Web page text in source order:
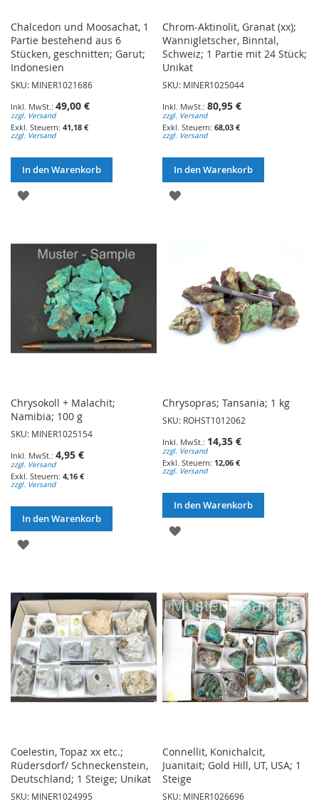
Chalcedon und Moosachat, 1
Partie bestehend aus 6
Stücken, geschnitten; Garut;
Indonesien
SKU: MINER1021686
49,00 €
zzgl. Versand
41,18 €
zzgl. Versand
In den Warenkorb
ZUR
HINZUFÜGEN
Chrom-Aktinolit, Granat (xx);
Wannigletscher, Binntal,
Schweiz; 1 Partie mit 24 Stück;
Unikat
SKU: MINER1025044
80,95 €
zzgl. Versand
68,03 €
zzgl. Versand
In den Warenkorb
ZUR
Chrysokoll + Malachit;
Namibia; 100 g
SKU: MINER1025154
4,95 €
zzgl. Versand
4,16 €
zzgl. Versand
In den Warenkorb
ZUR
HINZUFÜGEN
Chrysopras; Tansania; 1 kg
SKU: ROHST1012062
14,35 €
zzgl. Versand
12,06 €
zzgl. Versand
In den Warenkorb
ZUR
Coelestin, Topaz xx etc.;
Rüdersdorf/ Schneckenstein,
Deutschland; 1 Steige; Unikat
SKU: MINER1024995
Connellit, Konichalcit,
Juanitait; Gold Hill, UT, USA; 1
Steige
SKU: MINER1026696